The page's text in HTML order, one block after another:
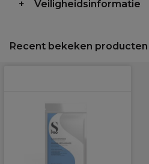
Veiligheidsinformatie
Recent bekeken producten